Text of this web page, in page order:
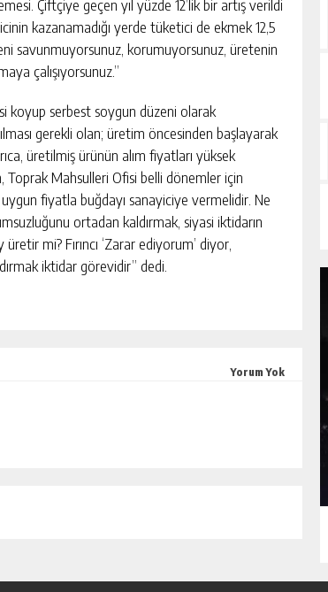
Çiftçiye geçen yıl yüzde 12’lik bir artış verildi
kazanamadığı yerde tüketici de ekmek 12,5
savunmuyorsunuz, korumuyorsunuz, üretenin
çalışıyorsunuz.”
koyup serbest soygun düzeni olarak
gerekli olan; üretim öncesinden başlayarak
üretilmiş ürünün alım fiyatları yüksek
Toprak Mahsulleri Ofisi belli dönemler için
fiyatla buğdayı sanayiciye vermelidir. Ne
ortadan kaldırmak, siyasi iktidarın
mi? Fırıncı ‘Zarar ediyorum’ diyor,
iktidar görevidir” dedi.
Yorum Yok